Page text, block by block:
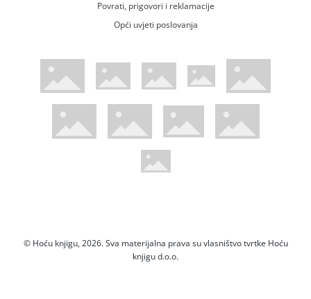
Povrati, prigovori i reklamacije
Opći uvjeti poslovanja
WsPay web stranicaMaestro web stranicaMastercard web stranicaAmerican Express web stranica
Visa web stranica
Diners web stranicaTrustwave certificiranoMastercard sigurnosni kod web
Pci Dss certificirano
Verified by Visa web stranica
© Hoću knjigu, 2026. Sva materijalna prava su vlasništvo tvrtke Hoću
knjigu d.o.o.